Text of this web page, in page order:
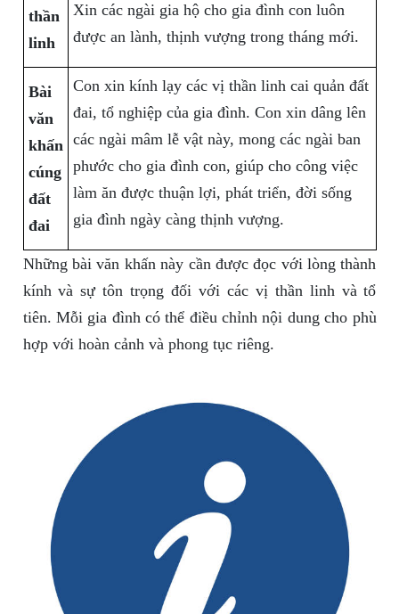
thần
linh
Xin các ngài gia hộ cho gia đình con luôn
được an lành, thịnh vượng trong tháng mới.
Bài
văn
khấn
cúng
đất
đai
Con xin kính lạy các vị thần linh cai quản đất
đai, tổ nghiệp của gia đình. Con xin dâng lên
các ngài mâm lễ vật này, mong các ngài ban
phước cho gia đình con, giúp cho công việc
làm ăn được thuận lợi, phát triển, đời sống
gia đình ngày càng thịnh vượng.
Những bài văn khấn này cần được đọc với lòng thành
kính và sự tôn trọng đối với các vị thần linh và tổ
tiên. Mỗi gia đình có thể điều chỉnh nội dung cho phù
hợp với hoàn cảnh và phong tục riêng.